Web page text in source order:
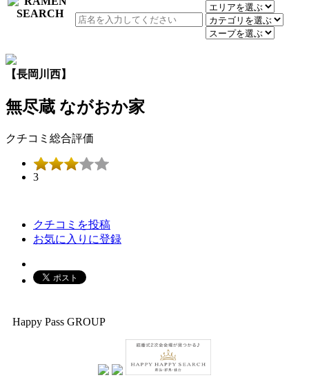
【長岡川西】
無尽蔵 ながおか家
クチコミ総合評価
3
クチコミを投稿
お気に入りに登録
Happy Pass GROUP